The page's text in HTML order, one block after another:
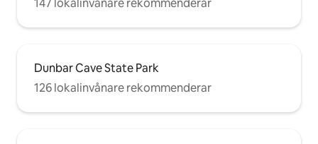
147 lokalinvånare rekommenderar
Dunbar Cave State Park
126 lokalinvånare rekommenderar